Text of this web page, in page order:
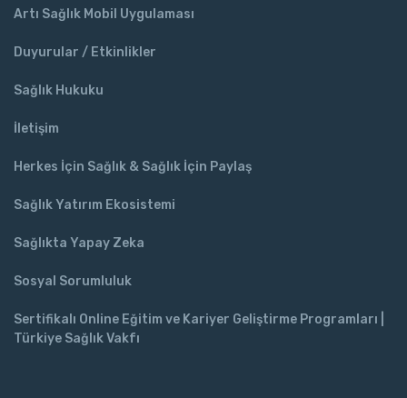
Artı Sağlık Mobil Uygulaması
Duyurular / Etkinlikler
Sağlık Hukuku
İletişim
Herkes İçin Sağlık & Sağlık İçin Paylaş
Sağlık Yatırım Ekosistemi
Sağlıkta Yapay Zeka
Sosyal Sorumluluk
Sertifikalı Online Eğitim ve Kariyer Geliştirme Programları |
Türkiye Sağlık Vakfı